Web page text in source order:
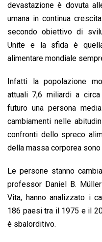
devastazione è dovuta
umana in continua
secondo obiettivo di
Unite e la sfida è
alimentare mondiale
Infatti la popolazione
attuali 7,6 miliardi a
futuro una persona
cambiamenti nelle
confronti dello spreco
della massa corporea
Le persone stanno
professor Daniel B.
Vita, hanno analizzato i
186 paesi tra il 1975 e il
è sbalorditivo.